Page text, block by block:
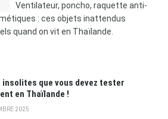
Ventilateur, poncho, raquette anti-
: ces objets inattendus
quand on vit en Thaïlande.
que vous devez tester
en Thaïlande !
2025